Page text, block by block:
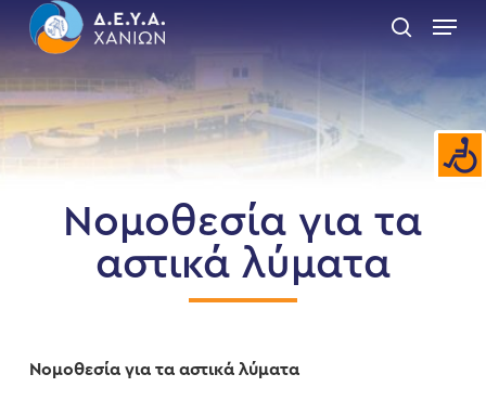
main
search
Menu
Νομοθεσία για τα
αστικά λύματα
Νομοθεσία για τα αστικά λύματα
Menu